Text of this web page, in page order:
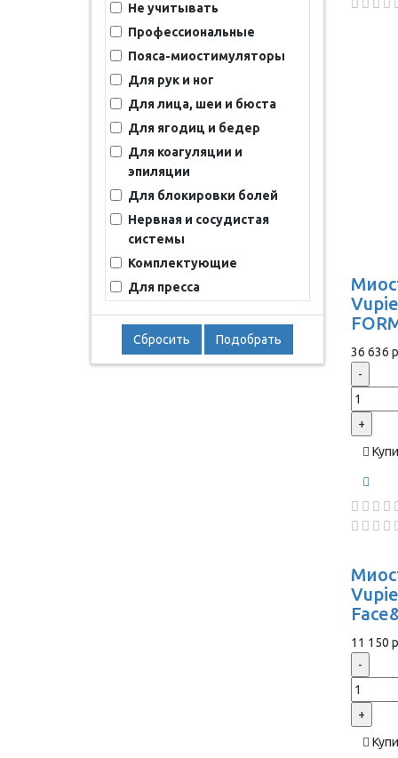
Не учитывать
Профессиональные
Пояса-миостимуляторы
Для рук и ног
Для лица, шеи и бюста
Для ягодиц и бедер
Для коагуляции и
эпиляции
Для блокировки болей
Нервная и сосудистая
системы
Комплектующие
Для пресса
Сбросить Подобрать
36 636
-
+
11 150
-
+